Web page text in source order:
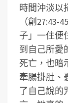
時間沖淡以
（創27:43-
子」一住便
到自己所愛
死亡，也暗
牽腸掛肚、
了自己說的